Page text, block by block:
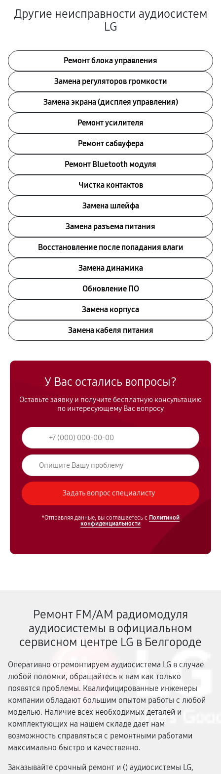
Другие неисправности аудиосистем
LG
Ремонт блока управления
Замена регуляторов громкости
Замена экрана (дисплея управления)
Ремонт усилителя
Ремонт сабвуфера
Ремонт Bluetooth модуля
Чистка контактов
Замена шлейфа
Замена разъема питания
Восстановление после попадания влаги
Замена динамика
Обновление ПО
Замена корпуса
Замена кабеля питания
У Вас остались вопросы?
Оставьте заявку и получите бесплатную консультацию
по интересующему Вас вопросу
*Отправляя данные, вы соглашаетесь с Политикой
конфиденциальности
Ремонт FM/AM радиомодуля
аудиосистемы в официальном
сервисном центре LG в Белгороде
Оперативно отремонтируем аудиосистема LG в случае
любой поломки, обращайтесь к нам как только
появятся проблемы. Квалифицированные инженеры
компании обладают большим опытом работы с любой
моделью. Наличие всех необходимых деталей и
комплектующих на нашем складе дает нам
возможность справляться с ремонтными работами
максимально быстро и качественно.
Заказывайте срочный ремонт и () аудиосистемы LG,